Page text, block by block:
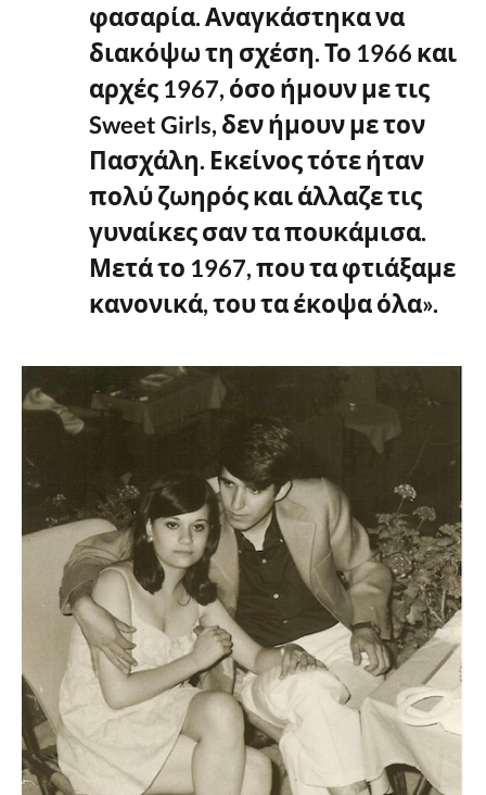
φασαρία. Αναγκάστηκα να
διακόψω τη σχέση. Το 1966 και
αρχές 1967, όσο ήμουν με τις
Sweet Girls, δεν ήμουν με τον
Πασχάλη. Εκείνος τότε ήταν
πολύ ζωηρός και άλλαζε τις
γυναίκες σαν τα πουκάμισα.
Μετά το 1967, που τα φτιάξαμε
κανονικά, του τα έκοψα όλα».